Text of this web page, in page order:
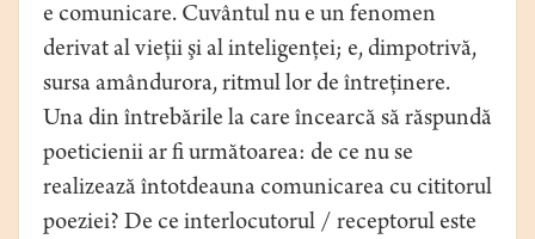
e comunicare. Cuvântul nu e un fenomen
derivat al vieţii şi al inteligenţei; e, dimpotrivă,
sursa amândurora, ritmul lor de întreţinere.
Una din întrebările la care încearcă să răspundă
poeticienii ar fi următoarea: de ce nu se
realizează întotdeauna comunicarea cu cititorul
poeziei? De ce interlocutorul / receptorul este